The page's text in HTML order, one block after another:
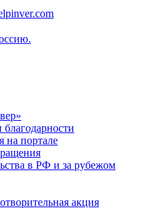
на портале
в РФ и за рубежом
акция